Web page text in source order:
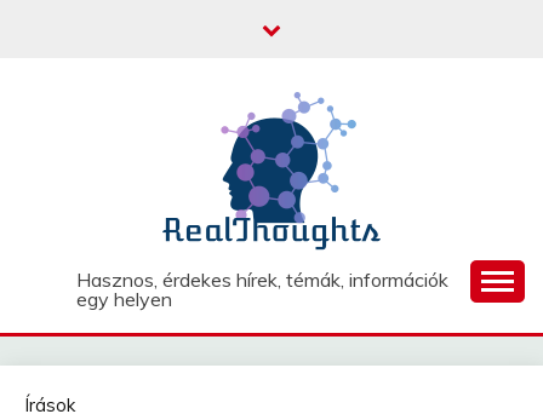
Hasznos, érdekes hírek, témák, információk
egy helyen
Írások